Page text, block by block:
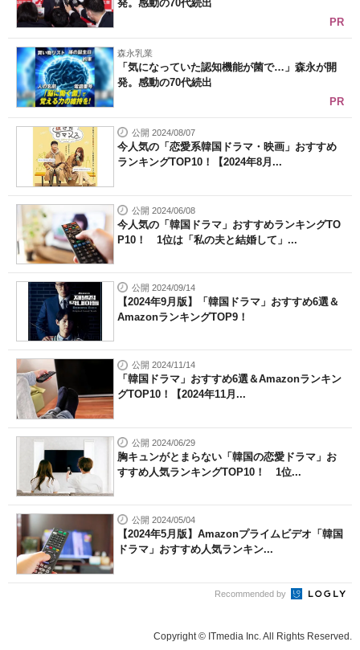
発。感動の70代続出
PR
森永乳業
「気になっていた認知機能が菌で…」森永が開
発。感動の70代続出
PR
公開 2024/08/07
今人気の「恋愛系韓国ドラマ・映画」おすすめ
ランキングTOP10！【2024年8月...
公開 2024/06/08
今人気の「韓国ドラマ」おすすめランキングTO
P10！ 1位は「私の夫と結婚して」...
公開 2024/09/14
【2024年9月版】「韓国ドラマ」おすすめ6選＆
AmazonランキングTOP9！
公開 2024/11/14
「韓国ドラマ」おすすめ6選＆Amazonランキン
グTOP10！【2024年11月...
公開 2024/06/29
胸キュンがとまらない「韓国の恋愛ドラマ」お
すすめ人気ランキングTOP10！ 1位...
公開 2024/05/04
【2024年5月版】Amazonプライムビデオ「韓国
ドラマ」おすすめ人気ランキン...
Recommended by
Copyright © ITmedia Inc. All Rights Reserved.